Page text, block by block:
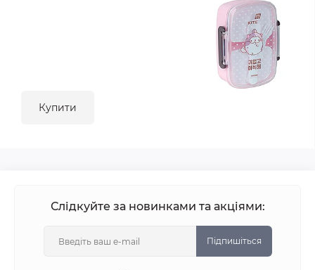
Купити
Слідкуйте за новинками та акціями:
Підпишіться